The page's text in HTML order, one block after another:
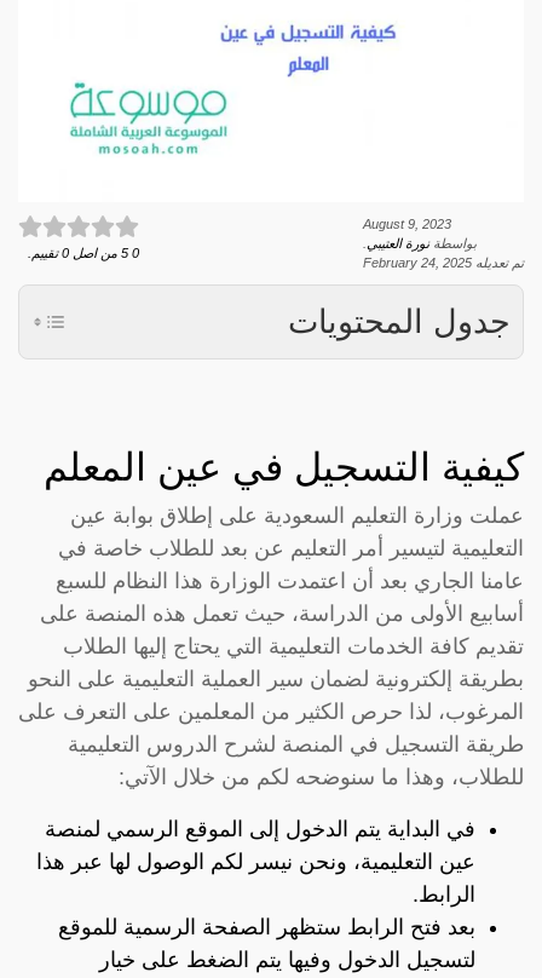
August 9, 2023
بواسطةنورة العتيبي
تم تعديله February 24, 2025
0
5 من اصل 0 تقييم.
جدول المحتويات
كيفية التسجيل في عين المعلم
عملت وزارة التعليم السعودية على إطلاق بوابة عين
التعليمية لتيسير أمر التعليم عن بعد للطلاب خاصة في
عامنا الجاري بعد أن اعتمدت الوزارة هذا النظام للسبع
أسابيع الأولى من الدراسة، حيث تعمل هذه المنصة على
تقديم كافة الخدمات التعليمية التي يحتاج إليها الطلاب
بطريقة إلكترونية لضمان سير العملية التعليمية على النحو
المرغوب، لذا حرص الكثير من المعلمين على التعرف على
طريقة التسجيل في المنصة لشرح الدروس التعليمية
للطلاب، وهذا ما سنوضحه لكم من خلال الآتي:
في البداية يتم الدخول إلى الموقع الرسمي لمنصة
عين التعليمية، ونحن نيسر لكم الوصول لها عبر هذا
الرابط.
بعد فتح الرابط ستظهر الصفحة الرسمية للموقع
لتسجيل الدخول وفيها يتم الضغط على خيار